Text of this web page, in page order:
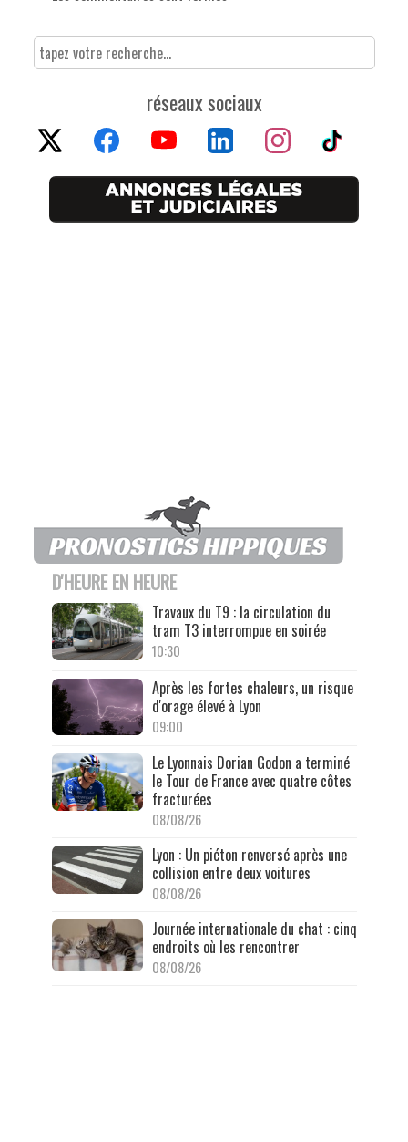
réseaux sociaux
D'HEURE EN HEURE
Travaux du T9 : la circulation du
tram T3 interrompue en soirée
10:30
Après les fortes chaleurs, un risque
d'orage élevé à Lyon
09:00
Le Lyonnais Dorian Godon a terminé
le Tour de France avec quatre côtes
fracturées
08/08/26
Lyon : Un piéton renversé après une
collision entre deux voitures
08/08/26
Journée internationale du chat : cinq
endroits où les rencontrer
08/08/26